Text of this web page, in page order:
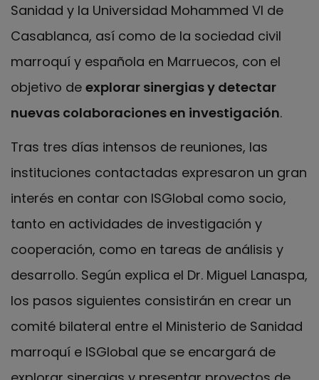
Sanidad y la Universidad Mohammed VI de
Casablanca, así como de la sociedad civil
marroquí y española en Marruecos, con el
objetivo de explorar sinergias y detectar
nuevas colaboraciones en investigación.
Tras tres días intensos de reuniones, las
instituciones contactadas expresaron un gran
interés en contar con ISGlobal como socio,
tanto en actividades de investigación y
cooperación, como en tareas de análisis y
desarrollo. Según explica el Dr. Miguel Lanaspa,
los pasos siguientes consistirán en crear un
comité bilateral entre el Ministerio de Sanidad
marroquí e ISGlobal que se encargará de